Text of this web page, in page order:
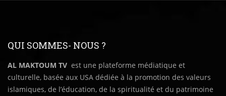
QUI SOMMES- NOUS ?
AL MAKTOUM TV est une plateforme médiatique et
culturelle, basée aux USA dédiée à la promotion des valeurs
islamiques, de l’éducation, de la spiritualité et du patrimoine